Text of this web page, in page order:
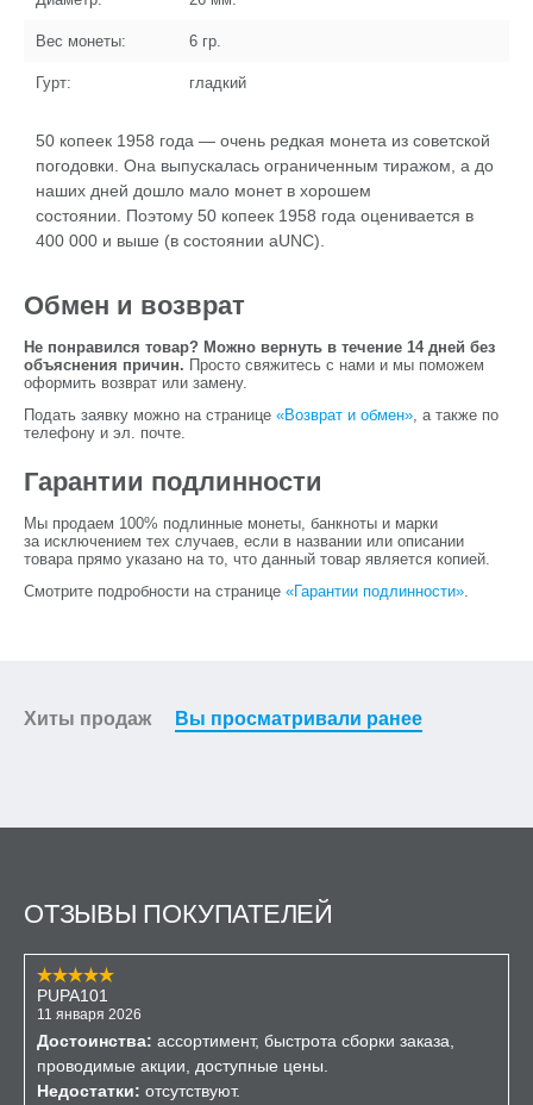
Вес монеты: 6 гр.
Гурт: гладкий
50 копеек 1958 года — очень редкая монета из советской
погодовки. Она выпускалась ограниченным тиражом, а до
наших дней дошло мало монет в хорошем
состоянии. Поэтому 50 копеек 1958 года оценивается в
400 000 и выше (в состоянии aUNC).
Обмен и возврат
Не понравился товар? Можно вернуть в течение 14 дней без
объяснения причин. Просто свяжитесь с нами и мы поможем
оформить возврат или замену.
Подать заявку можно на странице «Возврат и обмен», а также по
телефону и эл. почте.
Гарантии подлинности
Мы продаем 100% подлинные монеты, банкноты и марки
за исключением тех случаев, если в названии или описании
товара прямо указано на то, что данный товар является копией.
Смотрите подробности на странице «Гарантии подлинности».
Хиты продаж Вы просматривали ранее
ОТЗЫВЫ ПОКУПАТЕЛЕЙ
PUPA101
11 января 2026
Достоинства: ассортимент, быстрота сборки заказа,
проводимые акции, доступные цены.
Недостатки: отсутствуют.